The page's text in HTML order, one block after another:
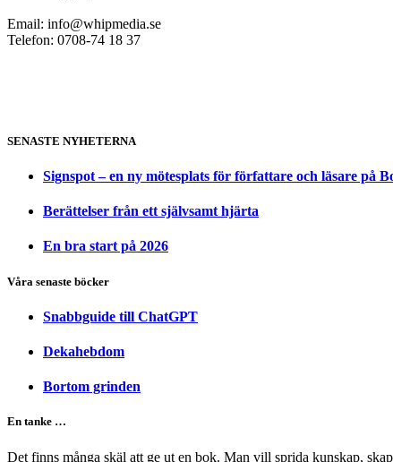
Email: info@whipmedia.se
Telefon: 0708-74 18 37
SENASTE NYHETERNA
Signspot – en ny mötesplats för författare och läsare på
Berättelser från ett självsamt hjärta
En bra start på 2026
Våra senaste böcker
Snabbguide till ChatGPT
Dekahebdom
Bortom grinden
En tanke …
Det finns många skäl att ge ut en bok. Man vill sprida kunskap,